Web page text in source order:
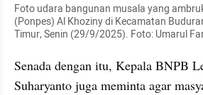
Foto udara bangunan musala yang
(Ponpes) Al Khoziny di Kecamatan
Timur, Senin (29/9/2025). Foto: Umarul
Senada dengan itu, Kepala BNPB
Suharyanto juga meminta agar